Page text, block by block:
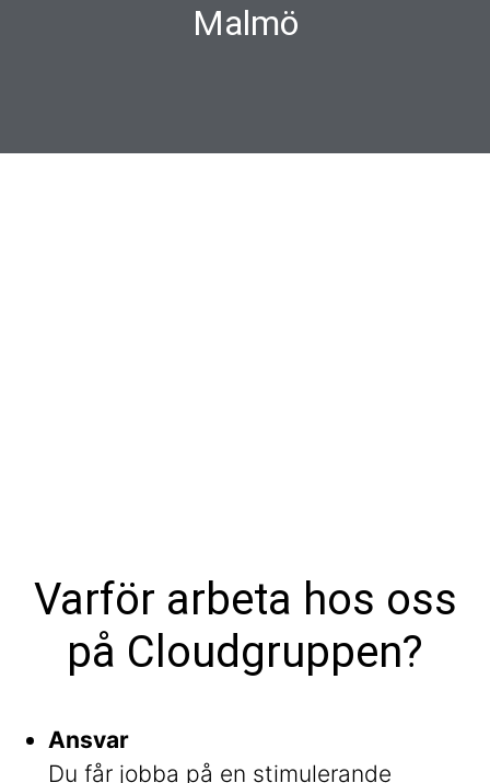
Malmö
Varför arbeta hos oss
på Cloudgruppen?
Ansvar
Du får jobba på en stimulerande